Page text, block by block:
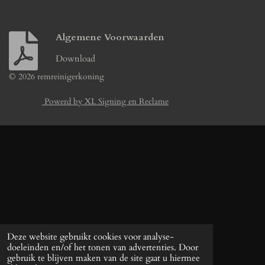
Deze website gebruikt cookies voor analyse-
doeleinden en/of het tonen van advertenties. Door
gebruik te blijven maken van de site gaat u hiermee
Algemene Voorwaarden
Download
© 2026 remreinigerkoning
Powerd by XL Signing en Reclame